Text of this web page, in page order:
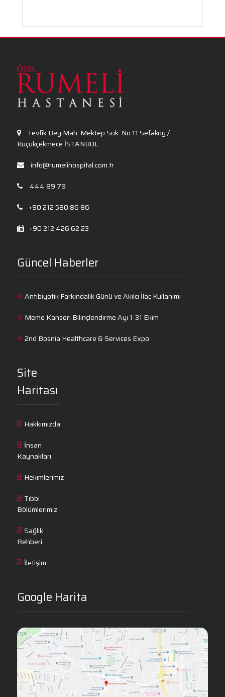
Göz Sağlığı ve Hastalıkları
Tevfik Bey Mah. Mektep Sok. No:11 Sefaköy /
Küçükçekmece İSTANBUL
info@rumelihospital.com.tr
444 89 79
+90 212 580 86 86
+90 212 426 62 23
Güncel Haberler
Antibiyotik Farkındalık Günü ve Akılcı İlaç Kullanımı
Meme Kanseri Bilinçlendirme Ayı 1-31 Ekim
2nd Bosnia Healthcare & Services Expo
Site
Haritası
Hakkımızda
İnsan
Kaynakları
Hekimlerimiz
Tıbbi
Bölümlerimiz
Sağlık
Rehberi
İletişim
Google Harita